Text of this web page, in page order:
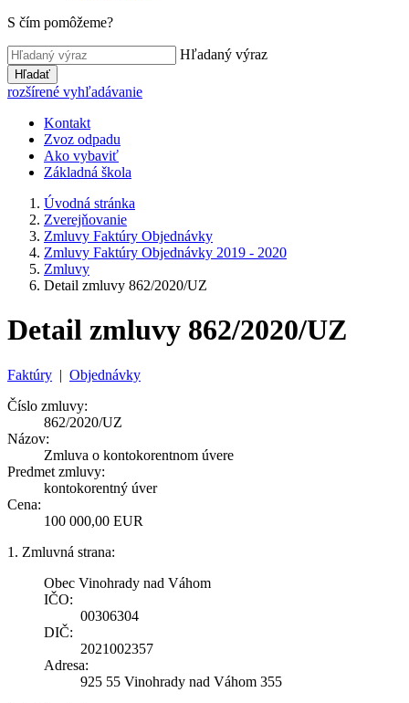
S čím pomôžeme?
Hľadaný výraz
Hľadať
rozšírené vyhľadávanie
Kontakt
Zvoz odpadu
Ako vybaviť
Základná škola
Úvodná stránka
Zverejňovanie
Zmluvy Faktúry Objednávky
Zmluvy Faktúry Objednávky 2019 - 2020
Zmluvy
Detail zmluvy 862/2020/UZ
Detail zmluvy 862/2020/UZ
Faktúry | Objednávky
Číslo zmluvy:
862/2020/UZ
Názov:
Zmluva o kontokorentnom úvere
Predmet zmluvy:
kontokorentný úver
Cena:
100 000,00 EUR
1. Zmluvná strana:
Obec Vinohrady nad Váhom
IČO:
00306304
DIČ:
2021002357
Adresa:
925 55 Vinohrady nad Váhom 355